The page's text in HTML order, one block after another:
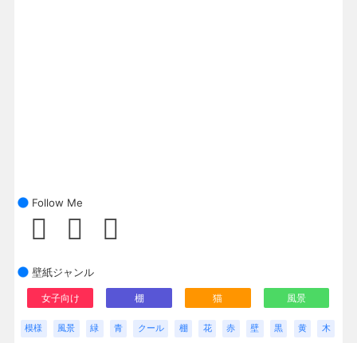
Follow Me
壁紙ジャンル
女子向け 棚 猫 風景
模様 風景 緑 青 クール 棚 花 赤 壁 黒 黄 木